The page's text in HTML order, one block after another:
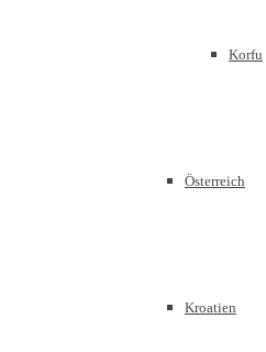
Korfu
Österreich
Kroatien